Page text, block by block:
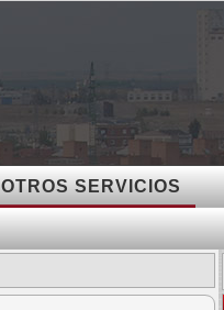
OTROS SERVICIOS